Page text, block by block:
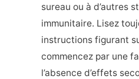
sureau ou à d’autres
immunitaire. Lisez
instructions figurant
commencez par une
l’absence d’effets